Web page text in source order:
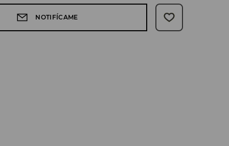
NOTIFÍCAME